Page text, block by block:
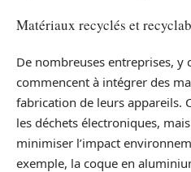
Matériaux recyclés et
De nombreuses entreprises, y
commencent à intégrer des
fabrication de leurs appareils.
les déchets électroniques,
minimiser l’impact
exemple, la coque en